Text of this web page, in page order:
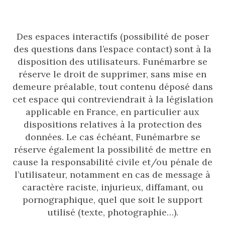
Des espaces interactifs (possibilité de poser
des questions dans l’espace contact) sont à la
disposition des utilisateurs. Funémarbre se
réserve le droit de supprimer, sans mise en
demeure préalable, tout contenu déposé dans
cet espace qui contreviendrait à la législation
applicable en France, en particulier aux
dispositions relatives à la protection des
données. Le cas échéant, Funémarbre se
réserve également la possibilité de mettre en
cause la responsabilité civile et/ou pénale de
l’utilisateur, notamment en cas de message à
caractère raciste, injurieux, diffamant, ou
pornographique, quel que soit le support
utilisé (texte, photographie…).